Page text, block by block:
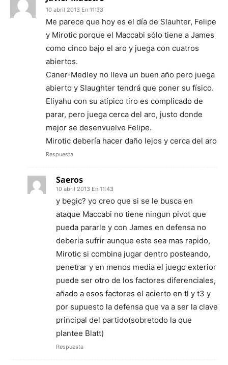
10 abril 2013 En 11:33
Me parece que hoy es el día de Slauhter, Felipe
y Mirotic porque el Maccabi sólo tiene a James
como cinco bajo el aro y juega con cuatros
abiertos.
Caner-Medley no lleva un buen año pero juega
abierto y Slaughter tendrá que poner su físico.
Eliyahu con su atípico tiro es complicado de
parar, pero juega cerca del aro, justo donde
mejor se desenvuelve Felipe.
Mirotic debería hacer daño lejos y cerca del aro
Respuesta
Saeros
10 abril 2013 En 11:43
y begic? yo creo que si se le busca en
ataque Maccabi no tiene ningun pivot que
pueda pararle y con James en defensa no
deberia sufrir aunque este sea mas rapido,
Mirotic si combina jugar dentro posteando,
penetrar y en menos media el juego exterior
puede ser otro de los factores diferenciales,
añado a esos factores el acierto en tl y t3 y
por supuesto la defensa que va a ser la clave
principal del partido(sobretodo la que
plantee Blatt)
Respuesta